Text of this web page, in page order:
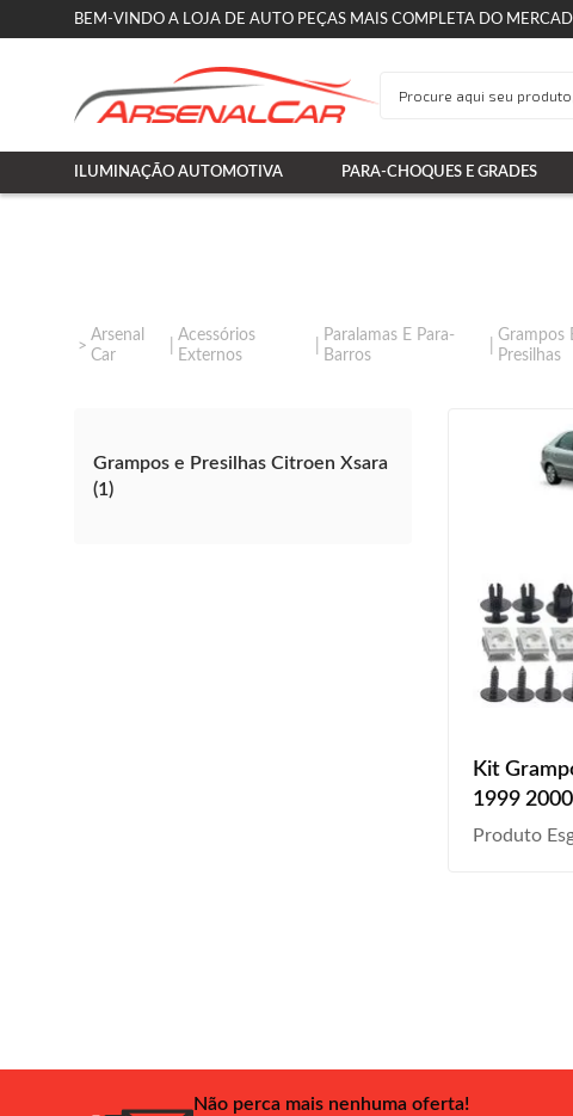
BEM-VINDO A LOJA DE AUTO PEÇAS MAIS COMPLETA DO
ILUMINAÇÃO AUTOMOTIVA PARA-CHOQUES E GRADES
Arsenal
Car
Acessórios
Externos
Paralamas E Para-
Barros
Grampos
Presilhas
Grampos e Presilhas Citroen Xsara
(1)
Kit
1999
Peças
Produto
Não perca mais nenhuma oferta!